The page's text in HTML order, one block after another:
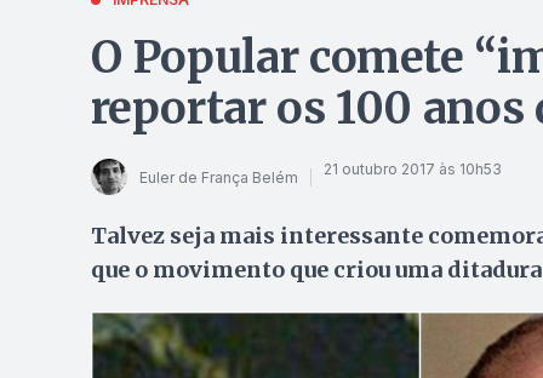
O Popular comete
reportar os 100 anos
Euler de França Belém 21 outubro 2017 às 10h53
Talvez seja mais interessante
que o movimento que criou uma